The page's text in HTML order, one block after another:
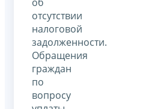
отсутствии
налоговой
задолженности.
Обращения
граждан
по
вопросу